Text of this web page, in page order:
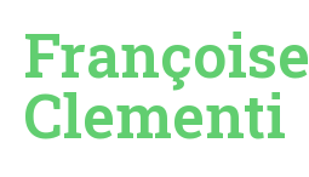
Françoise
Clementi